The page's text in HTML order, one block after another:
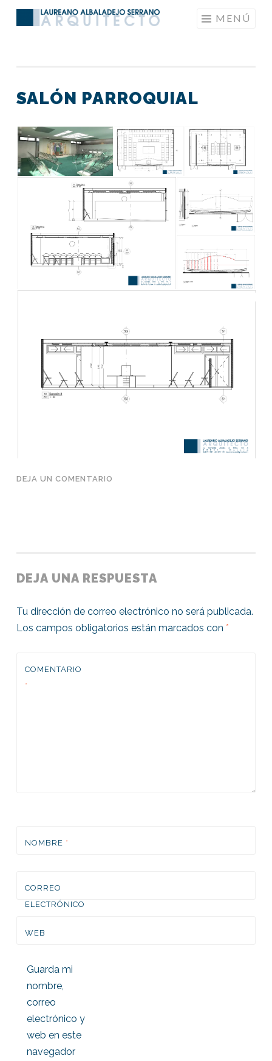
Saltar
MENÚ
SALÓN PARROQUIAL
DEJA UN COMENTARIO
DEJA UNA RESPUESTA
Tu dirección de correo electrónico no será publicada.
Los campos obligatorios están marcados con *
COMENTARIO
*
NOMBRE *
CORREO
ELECTRÓNICO
WEB
Guarda mi
nombre,
correo
electrónico y
web en este
navegador